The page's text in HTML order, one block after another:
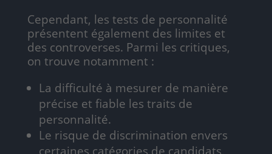
Cependant, les tests de personnalité
présentent également des limites et
des controverses. Parmi les critiques,
on trouve notamment :
La difficulté à mesurer de manière
précise et fiable les traits de
personnalité.
Le risque de discrimination envers